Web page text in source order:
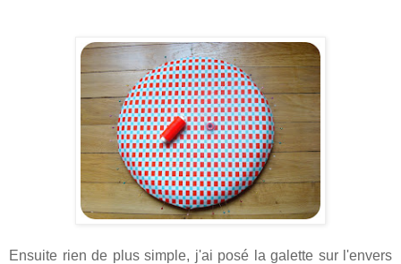
Ensuite rien de plus simple, j'ai posé la galette sur l'envers